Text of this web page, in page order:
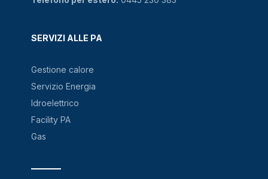
SERVIZI ALLE PA
Gestione calore
Servizio Energia
Idroelettrico
Facility PA
Gas